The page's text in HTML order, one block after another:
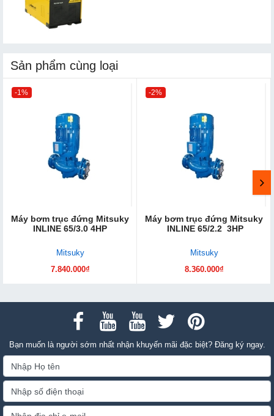
Sản phẩm cùng loại
-1%
Máy bơm trục đứng Mitsuky
INLINE 65/3.0 4HP
Mitsuky
7.840.000₫
-2%
Máy bơm trục đứng Mitsuky
INLINE 65/2.2 3HP
Mitsuky
8.360.000₫
Bạn muốn là người sớm nhất nhận khuyến mãi đặc biệt? Đăng ký ngay.